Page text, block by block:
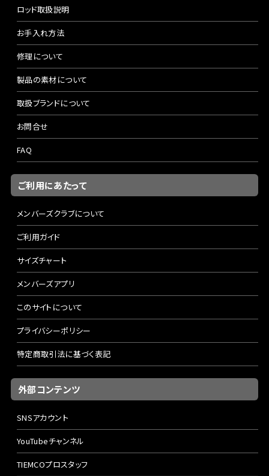
ロッド取扱説明
お手入れ方法
修理について
製品の素材について
取扱ブランドについて
お問合せ
FAQ
ご利用にあたって
メンバーズクラブについて
ご利用ガイド
サイズチャート
メンバーズアプリ
このサイトについて
プライバシーポリシー
特定商取引法に基づく表記
外部コンテンツ
SNSアカウント
YouTubeチャンネル
TIEMCOプロスタッフ